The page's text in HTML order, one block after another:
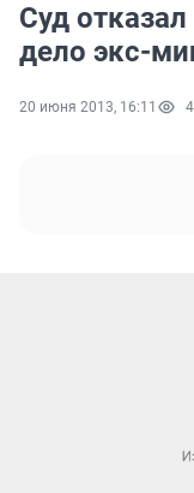
Суд
дело экс-
20 июня 2013, 16:11